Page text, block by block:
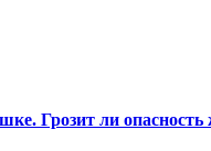
Грозит ли опасность